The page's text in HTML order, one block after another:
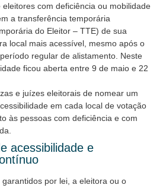
eleitores com deficiência ou mobilidade
a transferência temporária
do Eleitor – TTE) de sua
local mais acessível, mesmo após o
regular de alistamento. Neste
ficou aberta entre 9 de maio e 22
e juízes eleitorais de nomear um
em cada local de votação
às pessoas com deficiência e com
acessibilidade e
por lei, a eleitora ou o